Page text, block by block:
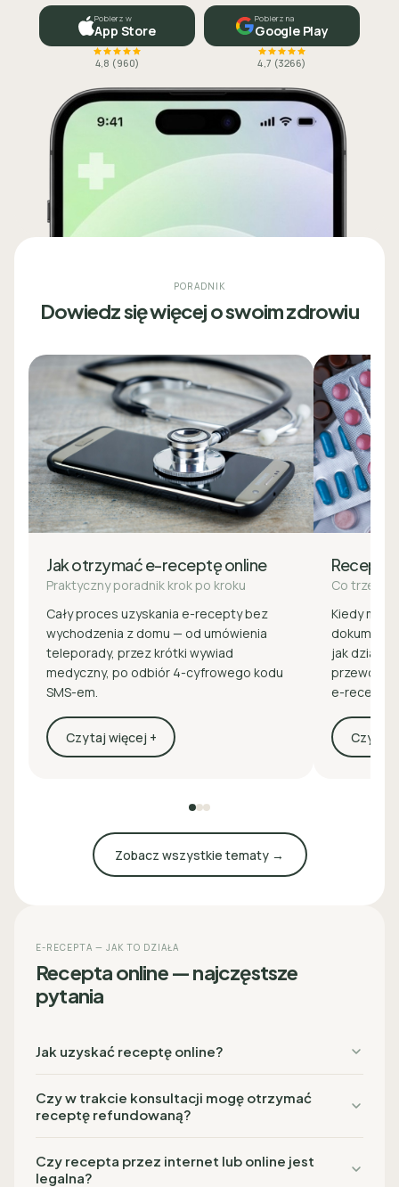
Pobierz w
App Store
4,8 (960)
Pobierz na
Google Play
4,7 (3266)
PORADNIK
Dowiedz się więcej o swoim zdrowiu
Jak otrzymać e-receptę online
Praktyczny poradnik krok po kroku
Cały proces uzyskania e-recepty bez
wychodzenia z domu — od umówienia
teleporady, przez krótki wywiad
medyczny, po odbiór 4-cyfrowego kodu
SMS-em.
Czytaj więcej +
Recepta
Co trzeba
Kiedy
jak działa
e-
Czytaj
Zobacz wszystkie tematy →
E-RECEPTA — JAK TO DZIAŁA
Recepta online — najczęstsze
pytania
Jak uzyskać receptę online?
Czy w trakcie konsultacji mogę otrzymać
receptę refundowaną?
Czy recepta przez internet lub online jest
legalna?